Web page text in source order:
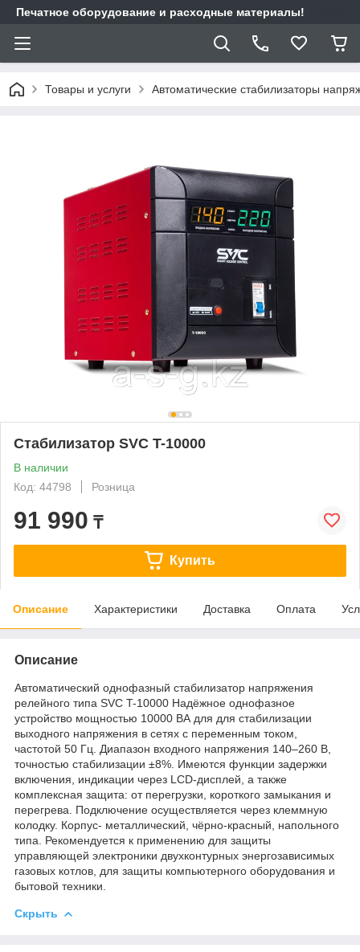
Печатное оборудование и расходные материалы!
Товары и услуги Автоматические стабилизаторы
Стабилизатор SVC T-10000
В наличии
Код: 44798
Розница
91 990 ₸
Купить
Описание Характеристики Доставка Оплата
Описание
Автоматический однофазный стабилизатор напряжения
релейного типа SVC T-10000 Надёжное однофазное
устройство мощностью 10000 ВА для для стабилизации
выходного напряжения в сетях с переменным током,
частотой 50 Гц. Диапазон входного напряжения 140–260 В,
точностью стабилизации ±8%. Имеются функции задержки
включения, индикации через LCD-дисплей, а также
комплексная защита: от перегрузки, короткого замыкания и
перегрева. Подключение осуществляется через клеммную
колодку. Корпус- металлический, чёрно-красный, напольного
типа. Рекомендуется к применению для защиты
управляющей электроники двухконтурных энергозависимых
газовых котлов, для защиты компьютерного оборудования и
бытовой техники.
Скрыть